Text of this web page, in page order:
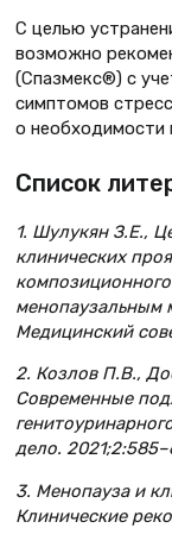
С целью
возможно
(Спазмекс®) с
симптомов
о необходимости
Список
1. Шулукян З.Е.,
клинических
менопаузальным
Медицинский
2. Козлов П.В.,
Современные
дело.
3. Менопауза и
Клинические